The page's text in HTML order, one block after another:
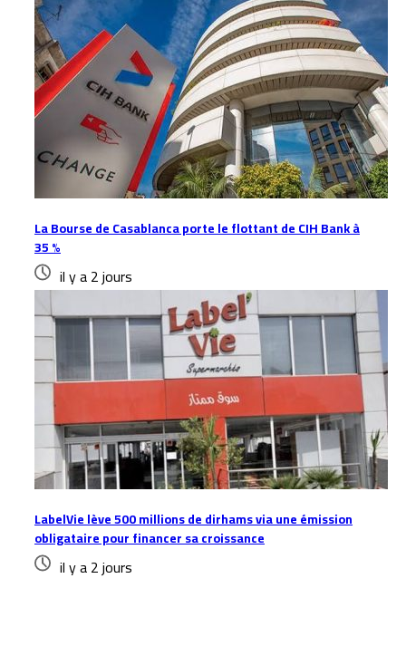
La Bourse de Casablanca porte le flottant de CIH Bank à
35 %
il y a 2 jours
LabelVie lève 500 millions de dirhams via une émission
obligataire pour financer sa croissance
il y a 2 jours